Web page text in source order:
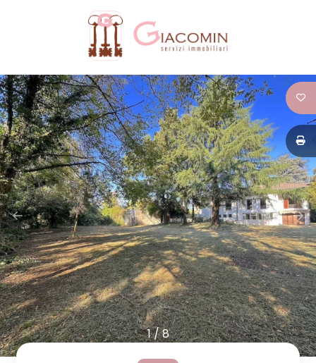
1/8
CHI
SIAMO
IMMOBILI
SERVIZI
CONTATTI
Contratto
Qualsiasi
Vendita
Affitto
Scegli
dove
cercare